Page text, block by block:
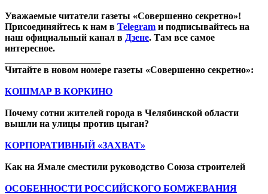
Уважаемые читатели газеты «Совершенно секретно»!
Присоединяйтесь к нам в Telegram и подписывайтесь на
наш официальный канал в Дзене. Там все самое
интересное.
Читайте в новом номере газеты «Совершенно секретно»:
КОШМАР В КОРКИНО
Почему сотни жителей города в Челябинской области
вышли на улицы против цыган?
КОРПОРАТИВНЫЙ «ЗАХВАТ»
Как на Ямале сместили руководство Союза строителей
ОСОБЕННОСТИ РОССИЙСКОГО БОМЖЕВАНИЯ